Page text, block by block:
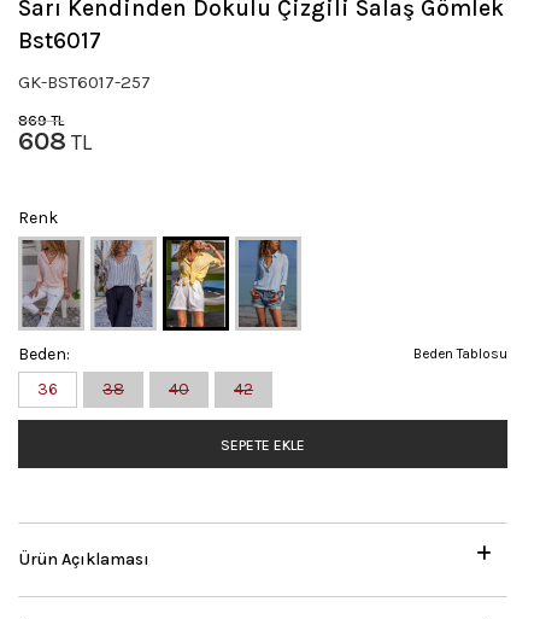
Sarı Kendinden Dokulu Çizgili Salaş Gömlek
Bst6017
GK-BST6017-257
869TL
608 TL
Renk
Beden Tablosu
Beden:
36
38 40 42
SEPETE EKLE
Ürün Açıklaması